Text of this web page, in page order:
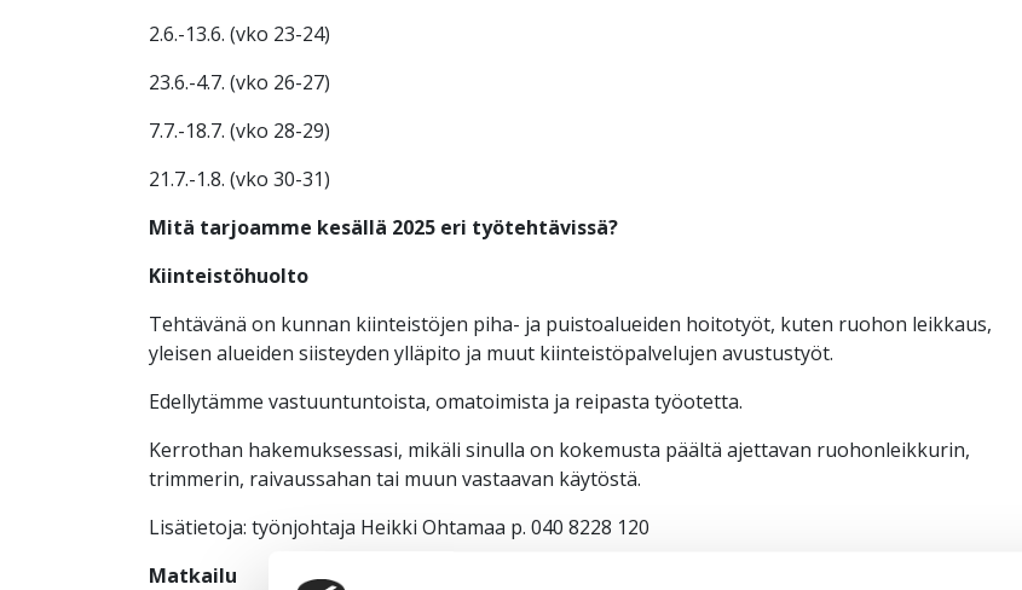
2.6.-13.6. (vko 23-24)
23.6.-4.7. (vko 26-27)
7.7.-18.7. (vko 28-29)
21.7.-1.8. (vko 30-31)
Mitä tarjoamme kesällä 2025 eri työtehtävissä?
Kiinteistöhuolto
Tehtävänä on kunnan kiinteistöjen piha- ja puistoalueiden hoitotyöt, kuten ruohon leikkaus,
yleisen alueiden siisteyden ylläpito ja muut kiinteistöpalvelujen avustustyöt.
Edellytämme vastuuntuntoista, omatoimista ja reipasta työotetta.
Kerrothan hakemuksessasi, mikäli sinulla on kokemusta päältä ajettavan ruohonleikkurin,
trimmerin, raivaussahan tai muun vastaavan käytöstä.
Lisätietoja: työnjohtaja Heikki Ohtamaa p. 040 8228 120
Matkailu